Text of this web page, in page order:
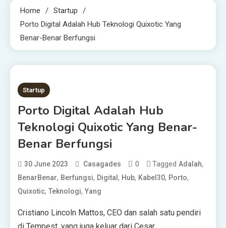
Home
Startup
Porto Digital Adalah Hub Teknologi Quixotic Yang
Benar-Benar Berfungsi
3 MINS READ
Startup
Porto Digital Adalah Hub
Teknologi Quixotic Yang Benar-
Benar Berfungsi
30 June 2023 Casagades 0 Tagged Adalah,
BenarBenar, Berfungsi, Digital , Hub, Kabel30, Porto,
Quixotic, Teknologi, Yang
Cristiano Lincoln Mattos, CEO dan salah satu pendiri